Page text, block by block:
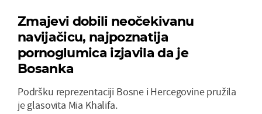
Zmajevi dobili neočekivanu
navijačicu, najpoznatija
pornoglumica izjavila da je
Bosanka
Podršku reprezentaciji Bosne i Hercegovine pružila
je glasovita Mia Khalifa.